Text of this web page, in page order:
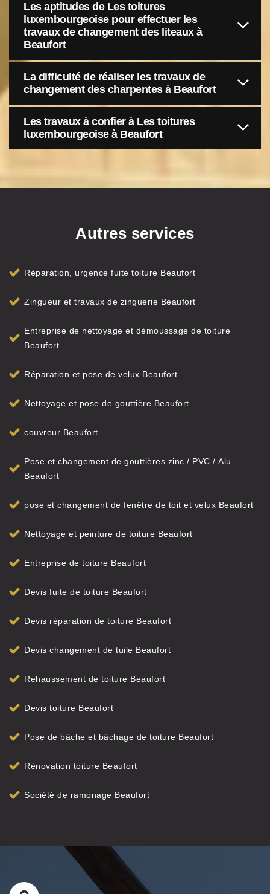
Les aptitudes de Les toitures
luxembourgeoise pour effectuer les
travaux de changement des liteaux à
Beaufort
La difficulté de réaliser les travaux de
changement des charpentes à Beaufort
Les travaux à confier à Les toitures
luxembourgeoise à Beaufort
Autres services
Réparation, urgence fuite toiture Beaufort
Zingueur et travaux de zinguerie Beaufort
Entreprise de nettoyage et démoussage de toiture
Beaufort
Réparation et pose de velux Beaufort
Nettoyage et pose de gouttière Beaufort
couvreur Beaufort
Pose et changement de gouttières zinc / PVC / Alu
Beaufort
pose et changement de fenêtre de toit et velux Beaufort
Nettoyage et peinture de toiture Beaufort
Entreprise de toiture Beaufort
Devis fuite de toiture Beaufort
Devis réparation de toiture Beaufort
Devis changement de tuile Beaufort
Rehaussement de toiture Beaufort
Devis toiture Beaufort
Pose de bâche et bâchage de toiture Beaufort
Rénovation toiture Beaufort
Société de ramonage Beaufort